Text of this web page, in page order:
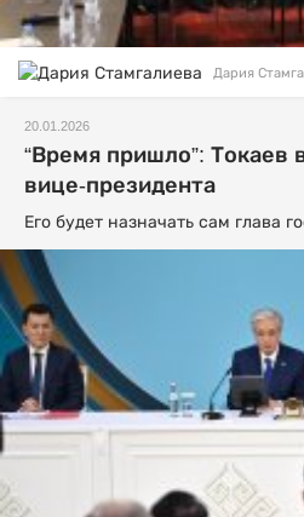
Дария
20.01.2026
“Время пришло”: Токаев
вице-президента
Его будет назначать сам глава